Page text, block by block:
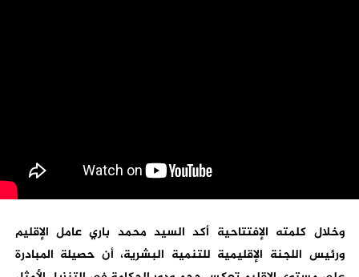
وخلال كلمته الإفتتاحية أكد السيد محمد باري عامل الإقليم
ورئيس اللجنة الإقليمية للتنمية البشرية، أن حصيلة المبادرة